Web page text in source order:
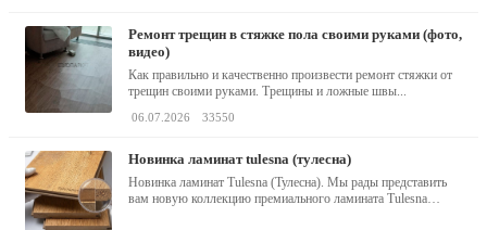
ремонт трещин в стяжке пола своими руками (фото,
видео)
Как правильно и качественно произвести ремонт стяжки от
трещин своими руками. Трещины и ложные швы...
06.07.2026 33550
новинка ламинат tulesna (тулесна)
Новинка ламинат Tulesna (Тулесна). Мы рады представить
вам новую коллекцию премиального ламината Tulesna